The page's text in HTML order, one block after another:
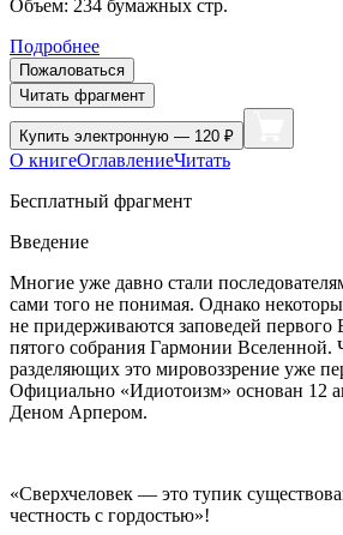
Объем: 234 бумажных стр.
Подробнее
Пожаловаться
Читать фрагмент
Купить электронную — 120 ₽
О книгеОглавлениеЧитать
Бесплатный фрагмент
Введение
Многие уже давно стали
сами того не понимая. Однако
не придерживаются заповедей первого
пятого собрания Гармонии Вселенной.
разделяющих это мировоззрение уже
Официально «Идиотоизм» основан 12
Деном Арпером.
«Сверхчеловек — это тупик
честность с гордостью»!